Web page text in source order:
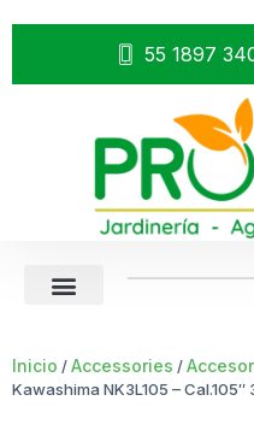
55 1897
Inicio /Accessories /
Kawashima NK3L105 – Cal.105″